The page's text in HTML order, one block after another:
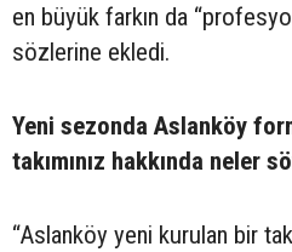
en büyük farkın da
sözlerine ekledi.
Yeni sezonda Aslanköy
takımınız hakkında neler
“Aslanköy yeni kurulan bir